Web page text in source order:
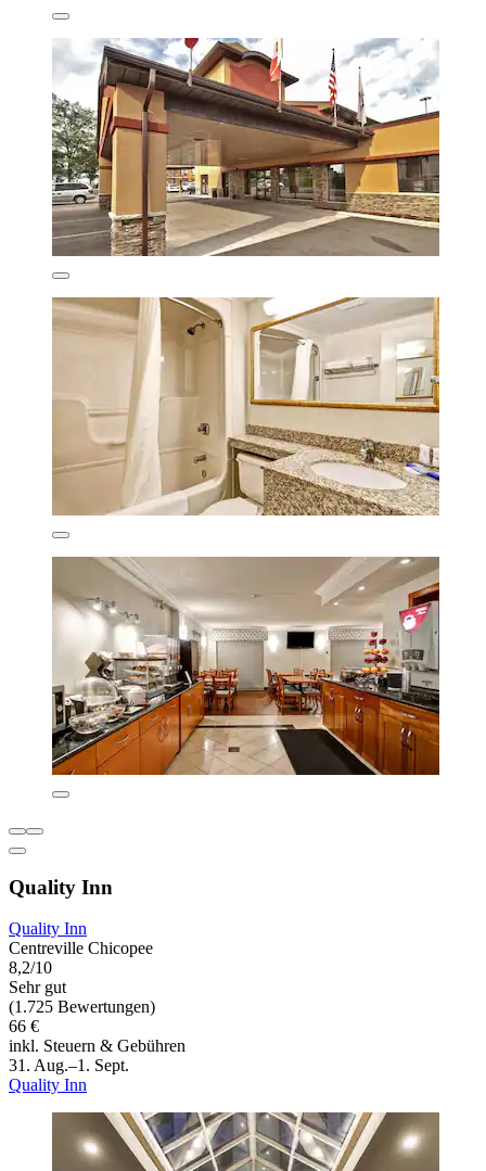
Quality Inn
Quality Inn
Centreville Chicopee
8,2/10
Sehr gut
(1.725 Bewertungen)
66 €
inkl. Steuern & Gebühren
31. Aug.–1. Sept.
Quality Inn